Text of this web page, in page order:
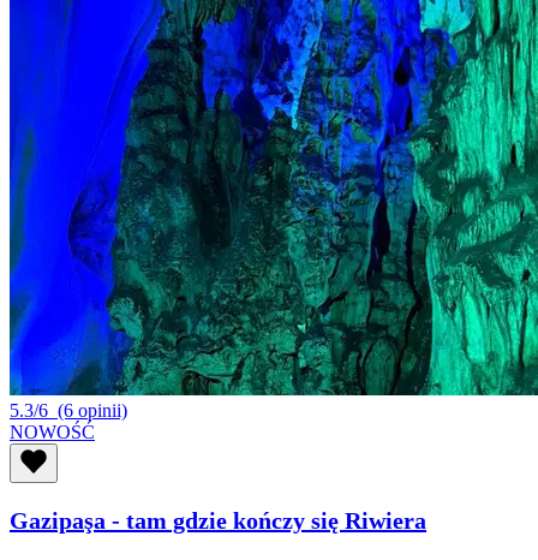
5.3/6 (6 opinii)
NOWOŚĆ
Gazipaşa - tam gdzie kończy się Riwiera